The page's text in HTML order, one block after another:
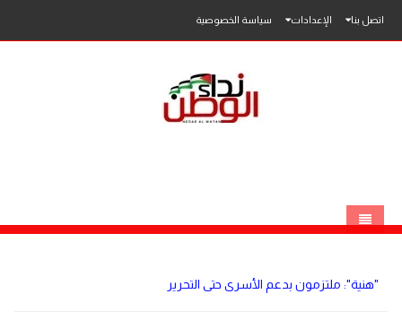
اتصل بنا الإعدادات سياسة الخصوصية
"هنية": ملتزمون بدعم الأسرى حتى التحرير